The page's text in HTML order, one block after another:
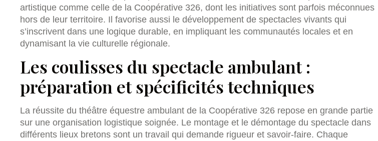
artistique comme celle de la Coopérative 326, dont les initiatives sont parfois méconnues
hors de leur territoire. Il favorise aussi le développement de spectacles vivants qui
s’inscrivent dans une logique durable, en impliquant les communautés locales et en
dynamisant la vie culturelle régionale.
Les coulisses du spectacle ambulant :
préparation et spécificités techniques
La réussite du théâtre équestre ambulant de la Coopérative 326 repose en grande partie
sur une organisation logistique soignée. Le montage et le démontage du spectacle dans
différents lieux bretons sont un travail qui demande rigueur et savoir-faire. Chaque